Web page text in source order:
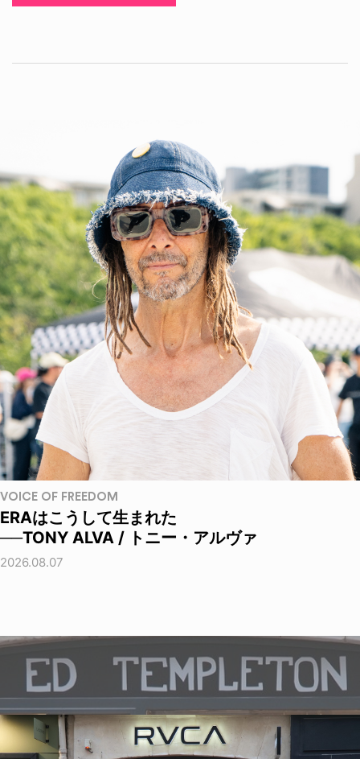
VOICE OF FREEDOM
ERAはこうして生まれた
──TONY ALVA / トニー・アルヴァ
2026.08.07